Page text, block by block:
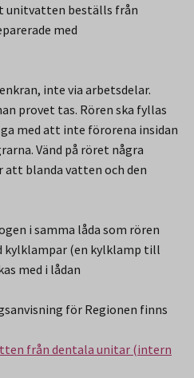
unitvatten beställs från
med
inte via arbetsdelar.
provet tas. Rören ska fyllas
med att inte förorena insidan
Vänd på röret några
blanda vatten och den
i samma låda som rören
kylklampar (en kylklamp till
med i lådan
för Regionen finns
från dentala unitar (intern